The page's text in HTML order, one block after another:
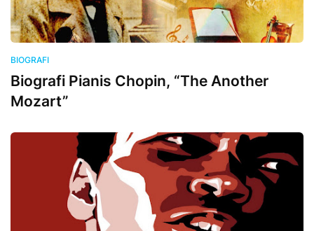
BIOGRAFI
Biografi Pianis Chopin, “The Another
Mozart”